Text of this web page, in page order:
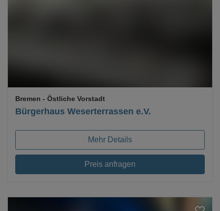
Bürgerhaus Weserterrassen e.V.
Bremen - Östliche Vorstadt
Mehr Details
Preis anfragen